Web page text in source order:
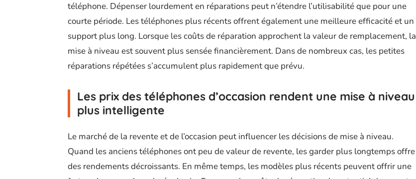
téléphone. Dépenser lourdement en réparations peut n’étendre l’utilisabilité que pour une
courte période. Les téléphones plus récents offrent également une meilleure efficacité et un
support plus long. Lorsque les coûts de réparation approchent la valeur de remplacement, la
mise à niveau est souvent plus sensée financièrement. Dans de nombreux cas, les petites
réparations répétées s’accumulent plus rapidement que prévu.
Les prix des téléphones d’occasion rendent une mise à niveau
plus intelligente
Le marché de la revente et de l’occasion peut influencer les décisions de mise à niveau.
Quand les anciens téléphones ont peu de valeur de revente, les garder plus longtemps offre
des rendements décroissants. En même temps, les modèles plus récents peuvent offrir une